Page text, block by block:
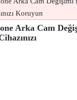
Arka Cam